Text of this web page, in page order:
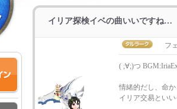
イリア探検イベの曲いいですね…
フ
( ;∀;)つ
情緒的だし、命
イリア交易とい